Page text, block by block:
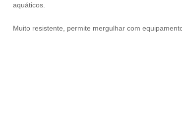
aquáticos.
Muito resistente, permite mergulhar com